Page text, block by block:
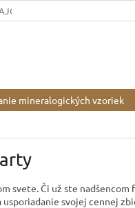
mineralogických vzoriek
svete. Či už ste
svojej cennej